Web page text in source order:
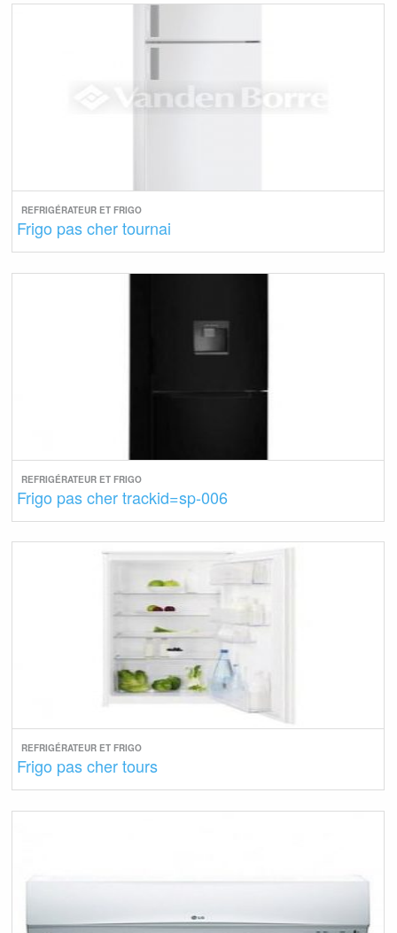
REFRIGÉRATEUR ET FRIGO
Frigo pas cher tournai
REFRIGÉRATEUR ET FRIGO
Frigo pas cher trackid=sp-006
REFRIGÉRATEUR ET FRIGO
Frigo pas cher tours